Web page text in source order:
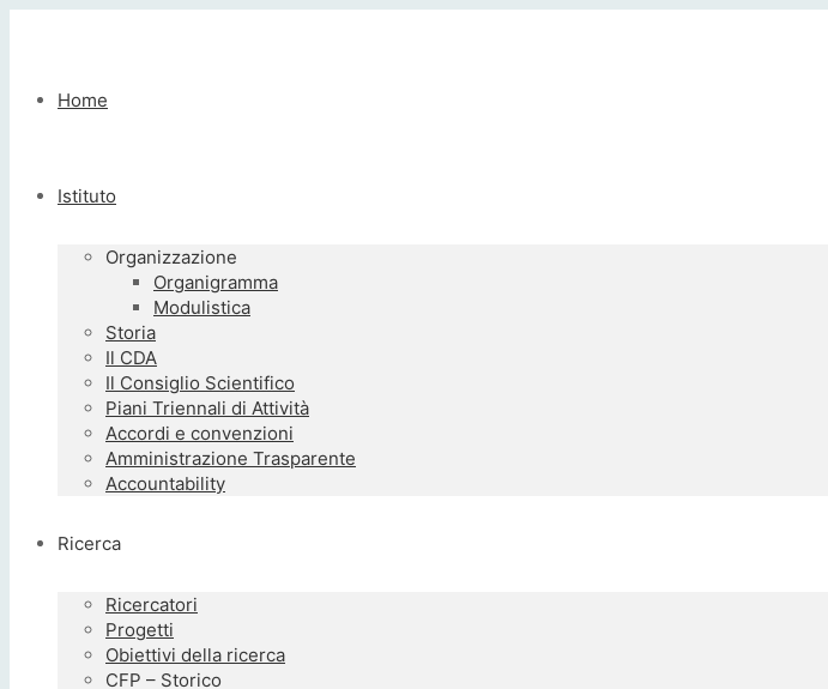
Home
Istituto
Organizzazione
Organigramma
Modulistica
Storia
Il CDA
Il Consiglio Scientifico
Piani Triennali di Attività
Accordi e convenzioni
Amministrazione Trasparente
Accountability
Ricerca
Ricercatori
Progetti
Obiettivi della ricerca
CFP – Storico